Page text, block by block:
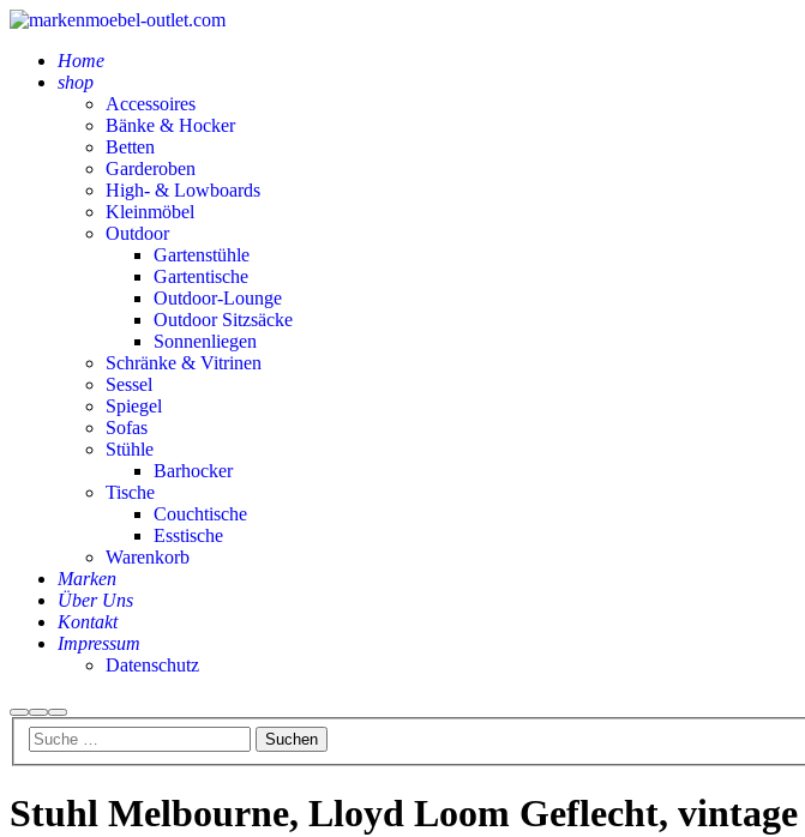
Home
shop
Accessoires
Bänke & Hocker
Betten
Garderoben
High- & Lowboards
Kleinmöbel
Outdoor
Gartenstühle
Gartentische
Outdoor-Lounge
Outdoor Sitzsäcke
Sonnenliegen
Schränke & Vitrinen
Sessel
Spiegel
Sofas
Stühle
Barhocker
Tische
Couchtische
Esstische
Warenkorb
Marken
Über Uns
Kontakt
Impressum
Datenschutz
Stuhl Melbourne, Lloyd Loom Geflecht,